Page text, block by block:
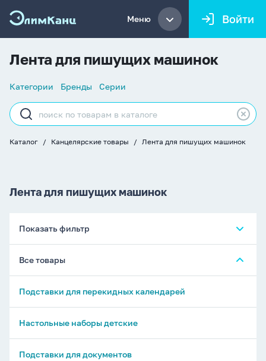
Меню Войти
Лента для пишущих машинок
Список
Категории Бренды Серии
Строка
поиска
Каталог Канцелярские товары Лента для пишущих машинок
Лента для пишущих машинок
Показать фильтр
Все товары
Подставки для перекидных календарей
Настольные наборы детские
Подставки для документов